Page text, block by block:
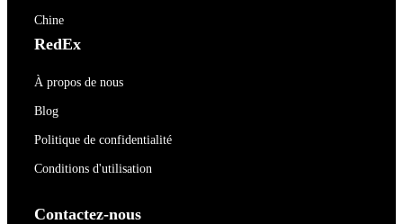
Chine
RedEx
À propos de nous
Blog
Politique de confidentialité
Conditions d'utilisation
Contactez-nous